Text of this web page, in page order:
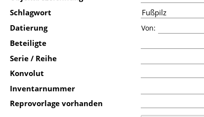
Schlagwort
Datierung
Von:
Beteiligte
Serie / Reihe
Konvolut
Inventarnummer
Reprovorlage vorhanden